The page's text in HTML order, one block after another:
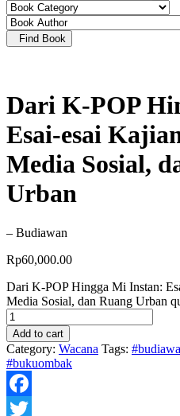
Find Book
Dari K-POP
Esai-esai
Media Sosial,
Urban
– Budiawan
Rp60,000.00
Dari K-POP Hingga Mi Instan:
Media Sosial, dan Ruang Urban
Add to cart
Category: Wacana Tags:
#bukuombak
Facebook